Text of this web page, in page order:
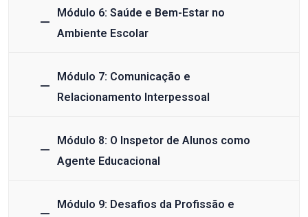
Módulo 6: Saúde e Bem-Estar no
Ambiente Escolar
Módulo 7: Comunicação e
Relacionamento Interpessoal
Módulo 8: O Inspetor de Alunos como
Agente Educacional
Módulo 9: Desafios da Profissão e